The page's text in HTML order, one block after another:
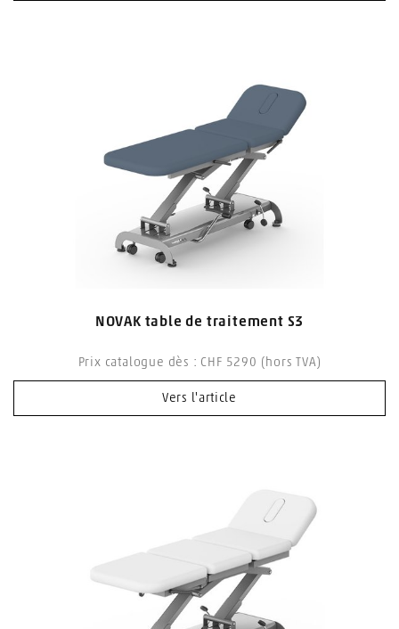
NOVAK table de traitement S3
Prix catalogue dès : CHF 5290 (hors TVA)
Vers l'article